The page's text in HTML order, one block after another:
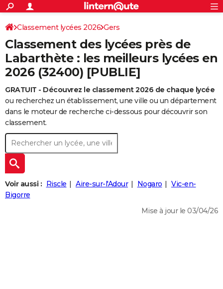
ACTUALITÉS
Politique
Société
Faits Divers
Education
Monde
Villes
+
SPORT
Coupe du monde 2026
Football
Tennis
Cyclisme
Rugby
Forum
CULTURE
Programme TV
TNT
Streaming
Cinéma
Sorties cinéma
Musique
+
FINANCE
Retraite
Impôts
Epargne
Immobilier
Risques naturels par ville
Banque
Assurance
Crédit
AUTO
Essais
Réserver un essai
Citadines
Berlines
SUV
Forum auto
+
HIGH-TECH
BRICOLAGE
Forum
Aménagement intérieur
Extérieur
Cuisine
Salle de bains
Jardinage
Rangement
+WEEK-END
Guides de France
Escapades
Patrimoine
Expositions
Musées
Week-end nature
+
LIFESTYLE
Art de vivre
Bien-être
Loisirs
Mode
Modes de vie
+SANTE
S'inscrire
Connexion
Classement lycées 2026 Gers
Classement des lycées près de
Labarthète : les meilleurs lycées en
2026 (32400) [PUBLIE]
GRATUIT - Découvrez le classement 2026 de chaque lycée
ou recherchez un établissement, une ville ou un département
dans le moteur de recherche ci-dessous pour découvrir son
classement.
Voir aussi : Riscle Aire-sur-l'Adour Nogaro
Vic-en-
Bigorre
Mise à jour le 03/04/26